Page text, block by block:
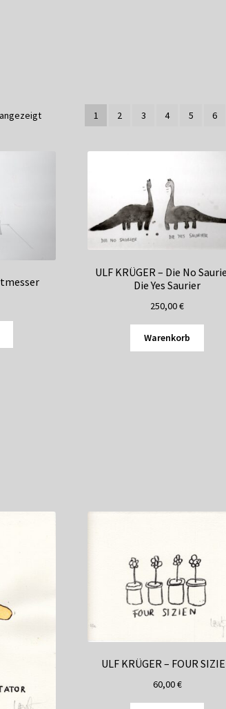
1 2 3 4 5 6
ULF KRÜGER – Die No
Die Yes Saurier
250,00€
Warenkorb
ULF KRÜGER – FOUR
60,00€